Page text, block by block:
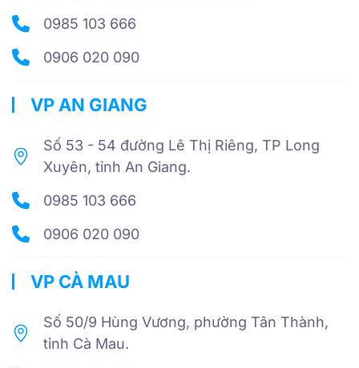
0985 103 666
0906 020 090
VP AN GIANG
Số 53 - 54 đường Lê Thị Riêng, TP Long
Xuyên, tỉnh An Giang.
0985 103 666
0906 020 090
VP CÀ MAU
Số 50/9 Hùng Vương, phường Tân Thành,
tỉnh Cà Mau.